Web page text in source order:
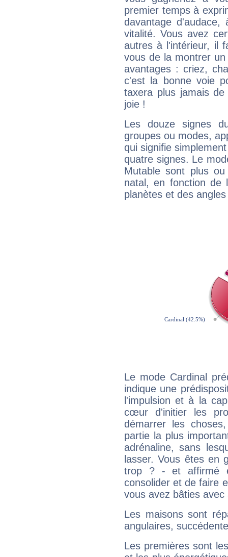
premier temps à
davantage
vitalité. Vous avez
autres à l'intérieur, il
vous de la montrer
avantages : criez,
c'est la bonne voie
taxera plus jamais
joie !
Les douze signes
groupes ou modes,
qui signifie
quatre signes. Le
Mutable sont plus
natal, en fonction de
planètes et des
Le mode Cardinal
indique une
l'impulsion et à la
cœur d'initier les
démarrer les
partie la plus
adrénaline, sans
lasser. Vous êtes en
trop ? - et affirmé
consolider et de faire
vous avez bâties avec
Les maisons sont
angulaires,
Les premières sont